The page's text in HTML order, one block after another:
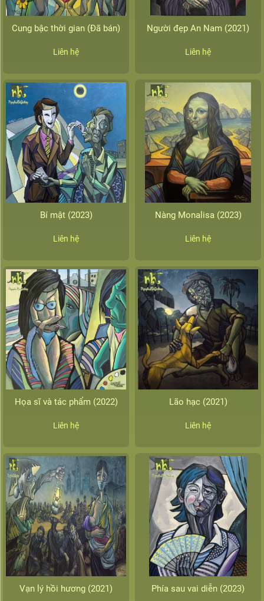
Cung bậc thời gian (Đã bán)
Liên hệ
Người đẹp An Nam (2021)
Liên hệ
Bí mật (2023)
Liên hệ
Nàng Monalisa (2023)
Liên hệ
Họa sĩ và tác phẩm (2022)
Liên hệ
Lão hạc (2021)
Liên hệ
Vạn lý hồi hương (2021) Phía sau vai diễn (2023)